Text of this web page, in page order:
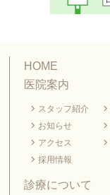
HOME
医院案内
スタッフ紹介
お知らせ
アクセス
採用情報
診療について